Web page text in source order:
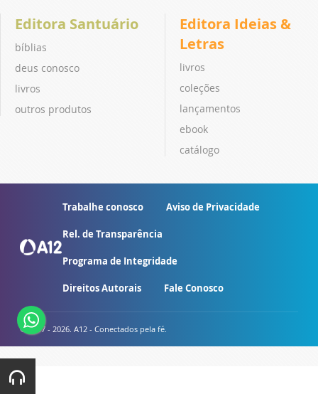
Editora Santuário
bíblias
deus conosco
livros
outros produtos
Editora Ideias &
Letras
livros
coleções
lançamentos
ebook
catálogo
Trabalhe conosco Aviso de Privacidade
Rel. de Transparência
Programa de Integridade
Direitos Autorais Fale Conosco
© 2007 - 2026. A12 - Conectados pela fé.